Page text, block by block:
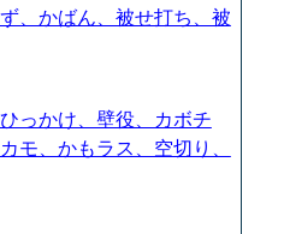
、かばん、被せ打ち、被
っかけ、壁役、カボチ
モ、かもラス、空切り、